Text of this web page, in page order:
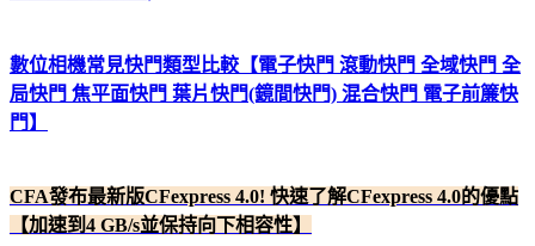
數位相機常見快門類型比較【電子快門 滾動快門 全域快門 全
局快門 焦平面快門 葉片快門(鏡間快門) 混合快門 電子前簾快
門】
CFA發布最新版CFexpress 4.0! 快速了解CFexpress 4.0的優點
【加速到4 GB/s並保持向下相容性】